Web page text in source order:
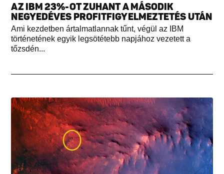
AZ IBM 23%-OT ZUHANT A MÁSODIK
NEGYEDÉVES PROFITFIGYELMEZTETÉS UTÁN
Ami kezdetben ártalmatlannak tűnt, végül az IBM
történetének egyik legsötétebb napjához vezetett a
tőzsdén...